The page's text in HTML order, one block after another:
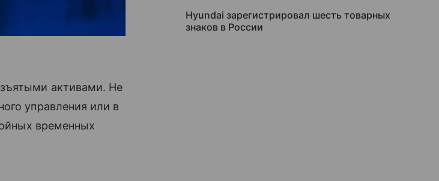
активами. Не
управления или в
временных
Hyundai зарегистрировал шесть товарных
знаков в России